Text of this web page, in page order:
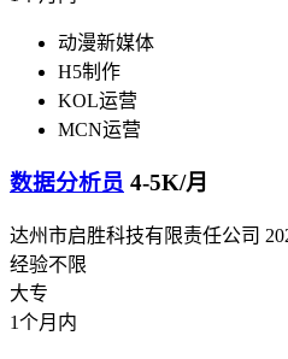
动漫新媒体
H5制作
KOL运营
MCN运营
数据分析员 4-5K/月
达州市启胜科技有限责任公司
经验不限
大专
1个月内